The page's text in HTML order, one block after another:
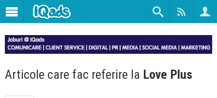
Articole care fac referire la Love Plus